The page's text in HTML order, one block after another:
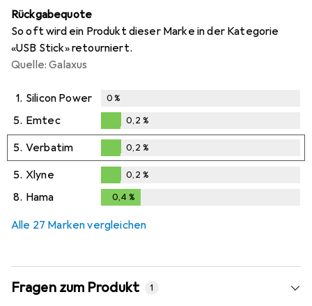
Rückgabequote
So oft wird ein Produkt dieser Marke in der Kategorie
«USB Stick» retourniert.
Quelle: Galaxus
1. Silicon Power 0%
5. Emtec
0,2%
0,2 %
5. Verbatim
0,2%
0,2 %
5. Xlyne
0,2%
0,2 %
8. Hama 0,4 %
Alle 27 Marken vergleichen
Fragen zum Produkt 1